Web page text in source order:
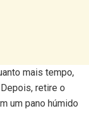
mais tempo,
retire o
um pano húmido